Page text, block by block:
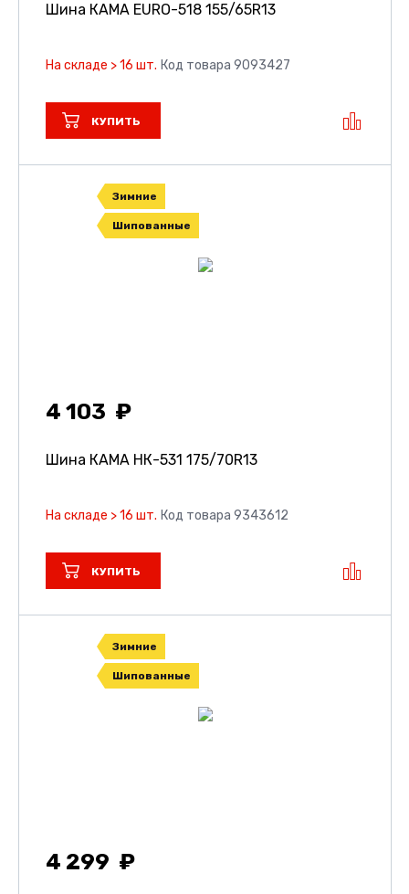
Шина КАМА EURO-518 155/65R13
На складе > 16 шт. Код товара 9093427
КУПИТЬ
Зимние
Шипованные
4 103
Шина КАМА НК-531 175/70R13
На складе > 16 шт. Код товара 9343612
КУПИТЬ
Зимние
Шипованные
4 299